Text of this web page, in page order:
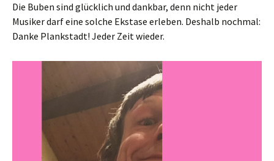
Die Buben sind glücklich und dankbar, denn nicht jeder
Musiker darf eine solche Ekstase erleben. Deshalb nochmal:
Danke Plankstadt! Jeder Zeit wieder.